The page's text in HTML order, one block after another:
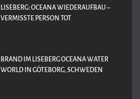
LISEBERG: OCEANA WIEDERAUFBAU –
VERMISSTE PERSON TOT
BRAND IM LISEBERG OCEANA WATER
WORLD IN GÖTEBORG, SCHWEDEN